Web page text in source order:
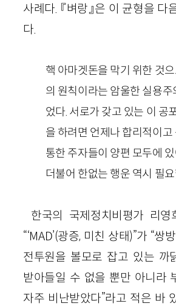
사례다. 『벼랑』은 이 균형을 다
다.
핵 아마겟돈을 막기 위한 것
의 원칙이라는 암울한 실용주
었다. 서로가 갖고 있는 이 공
을 하려면 언제나 합리적이고
통한 주자들이 양편 모두에
더불어 한없는 행운 역시 필
한국의 국제정치비평가 리영
“‘MAD’(광증, 미친 상태)”가 “쌍
전투원을 볼모로 잡고 있는 까
받아들일 수 없을 뿐만 아니라
자주 비난받았다”라고 적은 바